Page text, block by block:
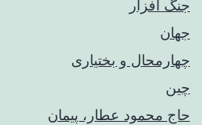
جنگ افزار
جهان
چهارمحال و بختیاری
چین
حاج محمود عطار، پیمان